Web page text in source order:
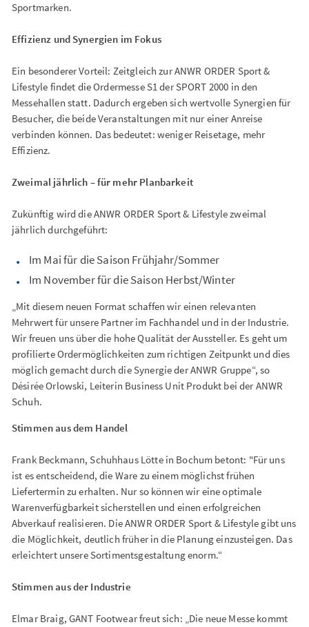
Sportmarken.
Effizienz und Synergien im Fokus
Ein besonderer Vorteil: Zeitgleich zur ANWR ORDER Sport &
Lifestyle findet die Ordermesse S1 der SPORT 2000 in den
Messehallen statt. Dadurch ergeben sich wertvolle Synergien für
Besucher, die beide Veranstaltungen mit nur einer Anreise
verbinden können. Das bedeutet: weniger Reisetage, mehr
Effizienz.
Zweimal jährlich – für mehr Planbarkeit
Zukünftig wird die ANWR ORDER Sport & Lifestyle zweimal
jährlich durchgeführt:
Im Mai für die Saison Frühjahr/Sommer
Im November für die Saison Herbst/Winter
„Mit diesem neuen Format schaffen wir einen relevanten
Mehrwert für unsere Partner im Fachhandel und in der Industrie.
Wir freuen uns über die hohe Qualität der Aussteller. Es geht um
profilierte Ordermöglichkeiten zum richtigen Zeitpunkt und dies
möglich gemacht durch die Synergie der ANWR Gruppe“, so
Désirée Orlowski, Leiterin Business Unit Produkt bei der ANWR
Schuh.
Stimmen aus dem Handel
Frank Beckmann, Schuhhaus Lötte in Bochum betont: "Für uns
ist es entscheidend, die Ware zu einem möglichst frühen
Liefertermin zu erhalten. Nur so können wir eine optimale
Warenverfügbarkeit sicherstellen und einen erfolgreichen
Abverkauf realisieren. Die ANWR ORDER Sport & Lifestyle gibt uns
die Möglichkeit, deutlich früher in die Planung einzusteigen. Das
erleichtert unsere Sortimentsgestaltung enorm.“
Stimmen aus der Industrie
Elmar Braig, GANT Footwear freut sich: „Die neue Messe kommt